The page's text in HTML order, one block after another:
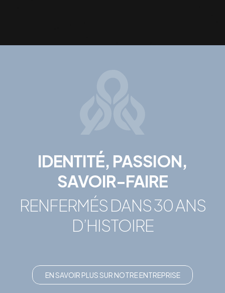
IDENTITÉ, PASSION,
SAVOIR-FAIRE
RENFERMÉS DANS 30 ANS
D’HISTOIRE
EN SAVOIR PLUS SUR NOTRE ENTREPRISE